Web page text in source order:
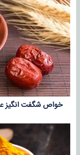
خواص شگفت انگیز